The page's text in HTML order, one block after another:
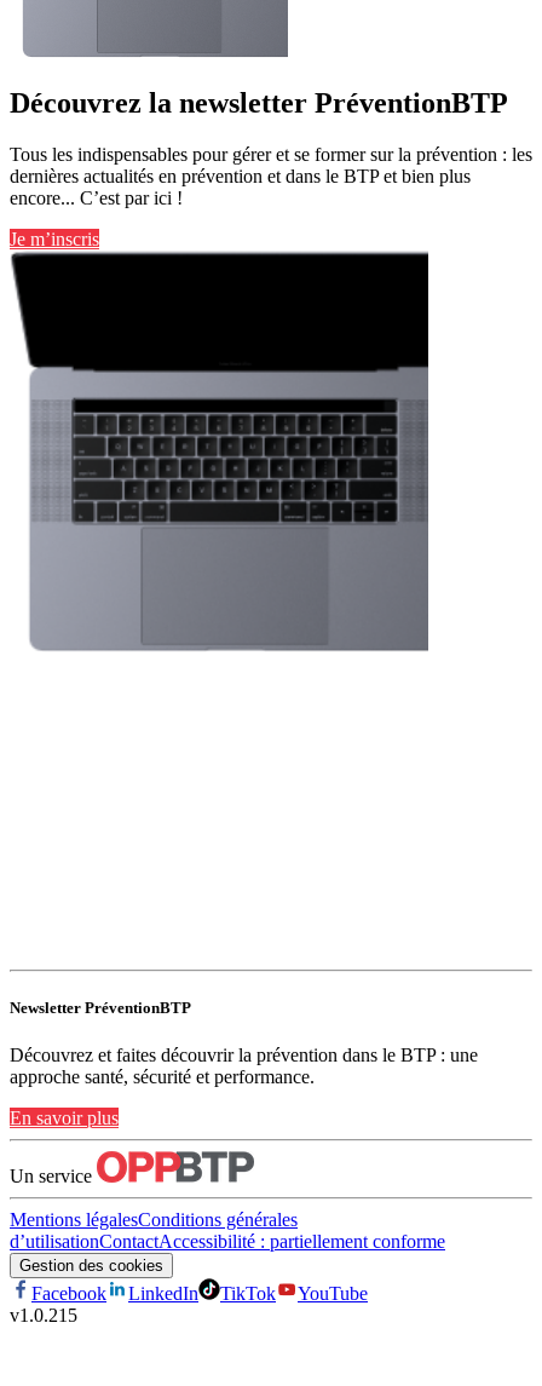
Découvrez la newsletter PréventionBTP
Tous les indispensables pour gérer et se former sur la prévention : les
dernières actualités en prévention et dans le BTP et bien plus
encore... C’est par ici !
Je m’inscris
Newsletter PréventionBTP
Découvrez et faites découvrir la prévention dans le BTP : une
approche santé, sécurité et performance.
En savoir plus
Un service
Mentions légalesConditions générales
d’utilisationContactAccessibilité : partiellement conforme
Gestion des cookies
Facebook LinkedIn TikTok
YouTube
v1.0.215